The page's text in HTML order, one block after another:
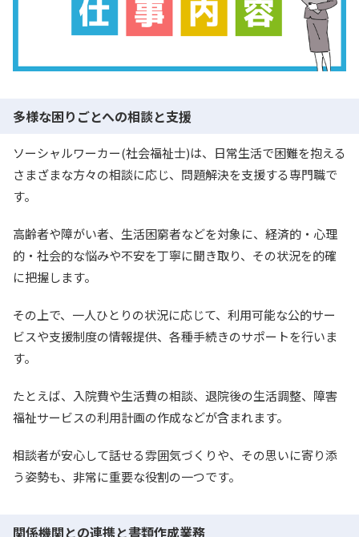
多様な困りごとへの相談と支援
ソーシャルワーカー(社会福祉士)は、日常生活で困難を抱える
さまざまな方々の相談に応じ、問題解決を支援する専門職で
す。
高齢者や障がい者、生活困窮者などを対象に、経済的・心理
的・社会的な悩みや不安を丁寧に聞き取り、その状況を的確
に把握します。
その上で、一人ひとりの状況に応じて、利用可能な公的サー
ビスや支援制度の情報提供、各種手続きのサポートを行いま
す。
たとえば、入院費や生活費の相談、退院後の生活調整、障害
福祉サービスの利用計画の作成などが含まれます。
相談者が安心して話せる雰囲気づくりや、その思いに寄り添
う姿勢も、非常に重要な役割の一つです。
関係機関との連携と書類作成業務